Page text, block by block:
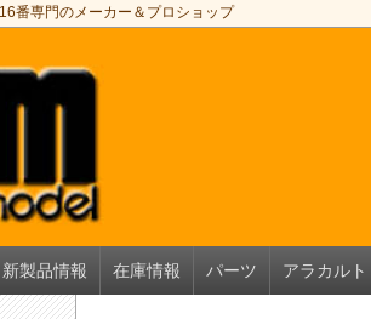
番専門のメーカー＆プロショップ
新製品情報 在庫情報 パーツ アラカルト